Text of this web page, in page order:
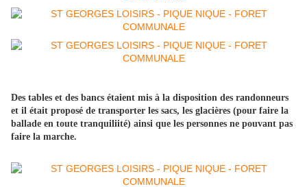
Des tables et des bancs étaient mis à la disposition des randonneurs
et il était proposé de transporter les sacs, les glacières (pour faire la
ballade en toute tranquiliité) ainsi que les personnes ne pouvant pas
faire la marche.